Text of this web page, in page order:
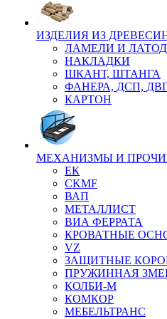
ИЗДЕЛИЯ ИЗ
ЛАМЕЛИ И
НАКЛАДКИ
ШКАНТ, ШТАНГА
ФАНЕРА, ДСП,
КАРТОН
МЕХАНИЗМЫ И
ЕК
CKMF
ВАП
МЕТАЛЛИСТ
ВИА ФЕРРАТА
КРОВАТНЫЕ
VZ
ЗАЩИТНЫЕ
ПРУЖИННАЯ
КОЛБИ-М
КОМКОР
МЕБЕЛЬТРАНС